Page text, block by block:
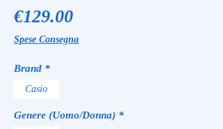
€129.00Price
Spese Consegna
Brand *
Casio
Genere (Uomo/Donna) *